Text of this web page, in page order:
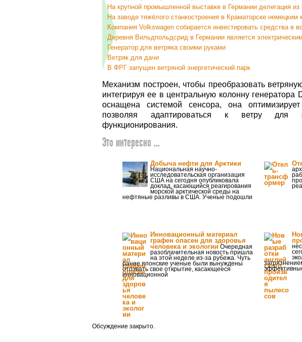
На крупной промышленной выставке в Германии делегация из
На заводе тяжёлого станкостроения в Краматорске немецким
Компания Volkswagen собирается инвестировать средства в
Деревня Вильдпольдсрид в Германии является
Генератор для ветряка своими руками
Ветряк для дачи
В ФРГ запущен ветряной энергетический парк
Механизм построен, чтобы преобразовать
интегрируя ее в центральную колонну генератора
оснащена системой сенсора, она
позволяя адаптироваться к ветру для
функционирования.
Это интересно ...
Добыча нефти для Арктики
Национальная научно-
исследовательская организация
США на сегодня опубликовала
доклад, касающийся реагирования
морской арктической среды на
нефтяные разливы в США. Ученые подошли
Инновационный материал
графен опасен для здоровья
человека и экологии Очередная
разоблачительная новость пришла
на этой неделе из-за рубежа. Чуть
ранее японские ученые были вынуждены
отозвать свое открытие, касающееся
инновационной
Обсуждение закрыто.